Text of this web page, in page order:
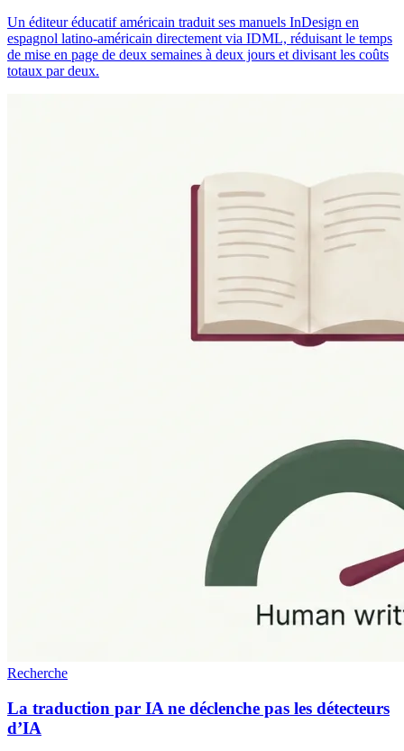
Un éditeur éducatif américain traduit ses manuels InDesign en
espagnol latino-américain directement via IDML, réduisant le temps
de mise en page de deux semaines à deux jours et divisant les coûts
totaux par deux.
Recherche
La traduction par IA ne déclenche pas les détecteurs
d’IA